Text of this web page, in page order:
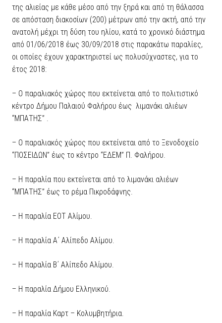
της αλιείας με κάθε μέσο από την ξηρά και από τη θάλασσα
σε απόσταση διακοσίων (200) μέτρων από την ακτή, από την
ανατολή μέχρι τη δύση του ηλίου, κατά το χρονικό διάστημα
από 01/06/2018 έως 30/09/2018 στις παρακάτω παραλίες,
οι οποίες έχουν χαρακτηριστεί ως πολυσύχναστες, για το
έτος 2018:
– Ο παραλιακός χώρος που εκτείνεται από το πολιτιστικό
κέντρο Δήμου Παλαιού Φαλήρου έως λιμανάκι αλιέων
“ΜΠΑΤΗΣ” .
– Ο παραλιακός χώρος που εκτείνεται από το Ξενοδοχείο
“ΠΟΣΕΙΔΩΝ” έως το κέντρο “ΕΔΕΜ” Π. Φαλήρου.
– Η παραλία που εκτείνεται από το λιμανάκι αλιέων
“ΜΠΑΤΗΣ” έως το ρέμα Πικροδάφνης.
– Η παραλία ΕΟΤ Αλίμου.
– Η παραλία Α΄ Αλίπεδο Αλίμου.
– Η παραλία Β΄ Αλίπεδο Αλίμου.
– Η παραλία Δήμου Ελληνικού.
– Η παραλία Καρτ – Κολυμβητήρια.